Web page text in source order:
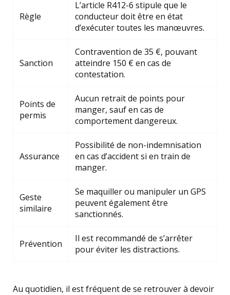
Règle
L’article R412-6 stipule que le
conducteur doit être en état
d’exécuter toutes les manœuvres.
Sanction
Contravention de 35 €, pouvant
atteindre 150 € en cas de
contestation.
Points de
permis
Aucun retrait de points pour
manger, sauf en cas de
comportement dangereux.
Assurance
Possibilité de non-indemnisation
en cas d’accident si en train de
manger.
Geste
similaire
Se maquiller ou manipuler un GPS
peuvent également être
sanctionnés.
Prévention
Il est recommandé de s’arrêter
pour éviter les distractions.
Au quotidien, il est fréquent de se retrouver à devoir